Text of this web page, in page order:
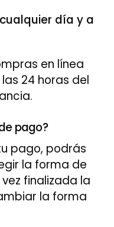
día y a
en línea
24 horas del
pago?
pago, podrás
la forma de
finalizada la
la forma